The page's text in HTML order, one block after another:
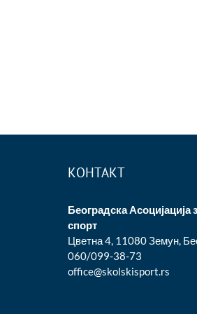
КОНТАКТ
Београдска Асоцијација
спорт
Цветна 4, 11080 Земун,
060/099-38-73
office@skolskisport.rs